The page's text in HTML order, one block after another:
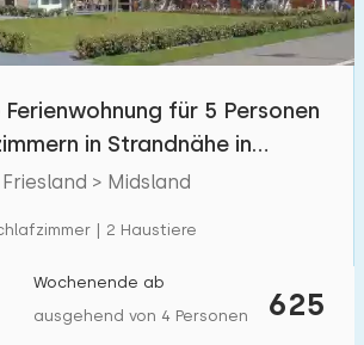
10
0
im Park
Mobilität
für 5 Personen
in Strandnähe in
> Midsland
| 2 Haustiere
625
Wochenende ab
ausgehend von 4 Personen